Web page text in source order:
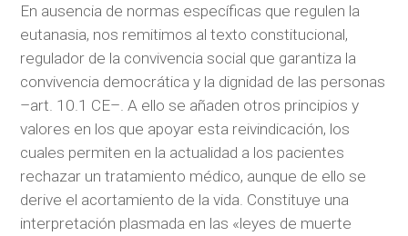
En ausencia de normas específicas que regulen la
eutanasia, nos remitimos al texto constitucional,
regulador de la convivencia social que garantiza la
convivencia democrática y la dignidad de las personas
–art. 10.1 CE–. A ello se añaden otros principios y
valores en los que apoyar esta reivindicación, los
cuales permiten en la actualidad a los pacientes
rechazar un tratamiento médico, aunque de ello se
derive el acortamiento de la vida. Constituye una
interpretación plasmada en las «leyes de muerte